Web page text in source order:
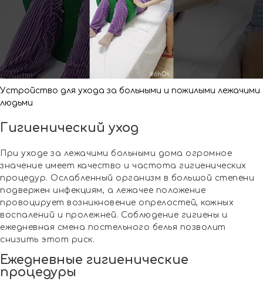
Устройство для ухода за больными и пожилыми лежачими
людьми
Гигиенический уход
При уходе за лежачими больными дома огромное
значение имеет качество и частота гигиенических
процедур. Ослабленный организм в большой степени
подвержен инфекциям, а лежачее положение
провоцирует возникновение опрелостей, кожных
воспалений и пролежней. Соблюдение гигиены и
ежедневная смена постельного белья позволит
снизить этот риск.
Ежедневные гигиенические
процедуры